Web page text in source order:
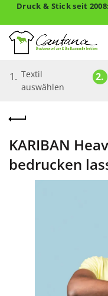
Druck & Stick seit 2008:
1. Textil
auswählen
2.
KARIBAN
bedrucken